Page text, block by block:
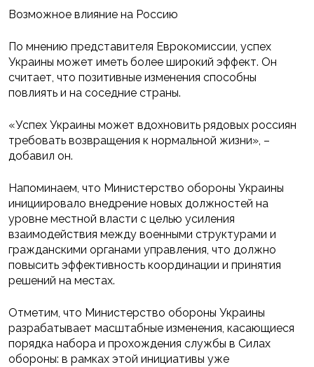
Возможное влияние на Россию
По мнению представителя Еврокомиссии, успех
Украины может иметь более широкий эффект. Он
считает, что позитивные изменения способны
повлиять и на соседние страны.
«Успех Украины может вдохновить рядовых россиян
требовать возвращения к нормальной жизни», –
добавил он.
Напоминаем, что Министерство обороны Украины
инициировало внедрение новых должностей на
уровне местной власти с целью усиления
взаимодействия между военными структурами и
гражданскими органами управления, что должно
повысить эффективность координации и принятия
решений на местах.
Отметим, что Министерство обороны Украины
разрабатывает масштабные изменения, касающиеся
порядка набора и прохождения службы в Силах
обороны: в рамках этой инициативы уже